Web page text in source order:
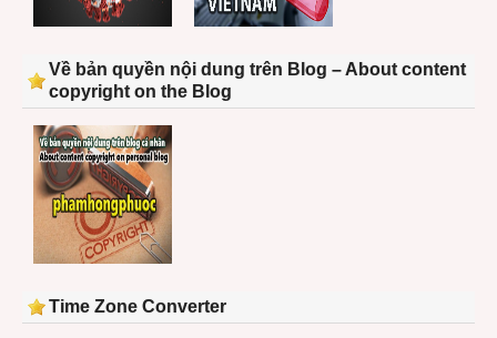
Về bản quyền nội dung trên Blog – About content
copyright on the Blog
Time Zone Converter